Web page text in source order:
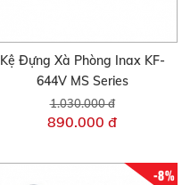
Kệ Đựng Xà Phòng Inax KF-
644V MS Series
1.030.000 đ
890.000 đ
-8%